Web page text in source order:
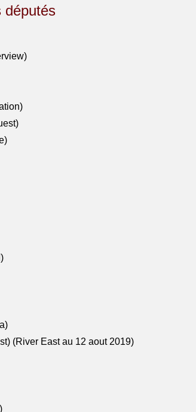
députés
(River East au 12 aout 2019)